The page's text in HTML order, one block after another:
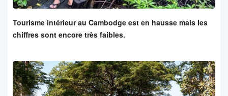
Tourisme intérieur au Cambodge est en hausse mais les
chiffres sont encore très faibles.